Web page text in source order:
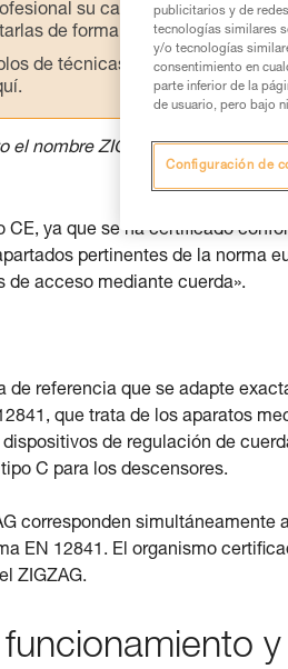
su capacidad para
de forma autónoma.
de técnicas relacionadas con
el nombre ZIGZAG designa
CE, ya que se ha certificado
pertinentes de la norma
de acceso mediante cuerda».
de referencia que se adapte
que trata de los aparatos
de regulación de
C para los descensores.
corresponden simultáneamente
EN 12841. El organismo
ZIGZAG.
publicitarios y de
tecnologías similares
y/o tecnologías
consentimiento en
parte inferior de la
de usuario, pero bajo
Configuración de